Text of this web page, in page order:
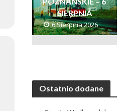
SIERPNIA
6 Sierpnia 2026
Ostatnio dodane